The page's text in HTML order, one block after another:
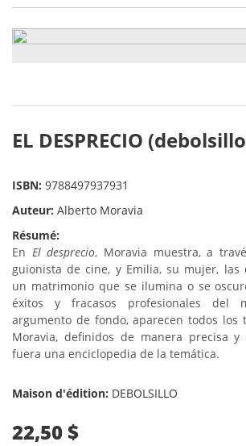
EL DESPRECIO
ISBN: 9788497937931
Auteur: Alberto Moravia
Résumé:
En El desprecio, Moravia muestra, a
guionista de cine, y Emilia, su mujer, las
un matrimonio que se ilumina o se
éxitos y fracasos profesionales del
argumento de fondo, aparecen todos los
Moravia, definidos de manera precisa y
fuera una enciclopedia de la temática.
Maison d'édition: DEBOLSILLO
22,50 $